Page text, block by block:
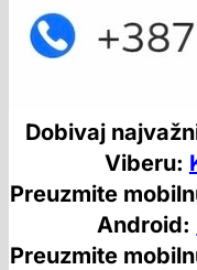
Dobivaj
Viberu:
Preuzmite
Android:
Preuzmite